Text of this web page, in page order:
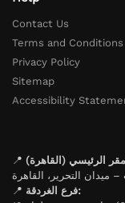
Contact Us
Terms and Conditions
Privacy Policy
Sitemap
Accessibility
📍
📍
فرع الغردقة: